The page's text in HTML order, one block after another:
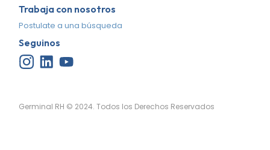
Trabaja con nosotros
Postulate a una búsqueda
Seguinos
Germinal RH © 2024. Todos los Derechos Reservados